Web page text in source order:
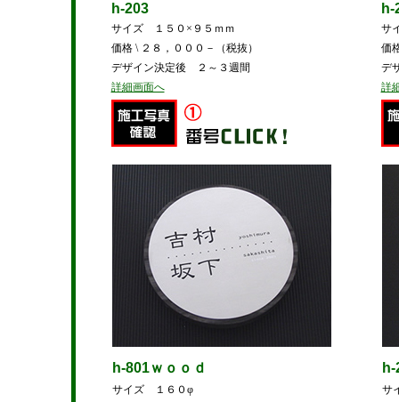
h-203
サイズ １５０×９５ｍｍ
価格 \ ２８，０００－（税抜）
デザイン決定後 ２～３週間
詳細画面へ
h-
サ
価
デ
詳
h-801ｗｏｏｄ
サイズ １６０φ
サ